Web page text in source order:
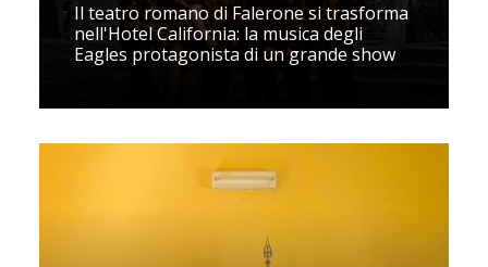
Il teatro romano di Falerone si trasforma
nell'Hotel California: la musica degli
Eagles protagonista di un grande show